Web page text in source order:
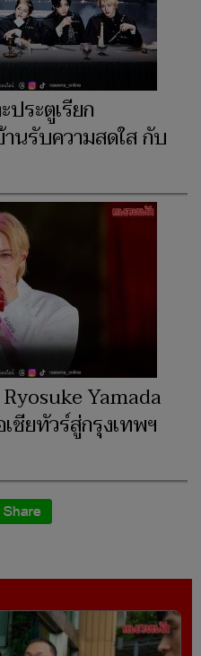
ประตูเรียก
นรับความสดใส กับ
Yamada
ชียทัวร์สู่กรุงเทพฯ